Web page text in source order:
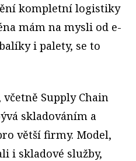
kompletní logistiky
mám na mysli od e-
i palety, se to
Supply Chain
skladováním a
větší firmy. Model,
i skladové služby,